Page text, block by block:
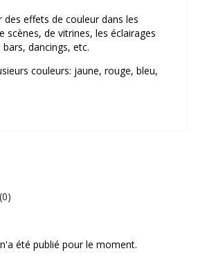
des effets de couleur dans les
scènes, de vitrines, les éclairages
dancings, etc.
couleurs: jaune, rouge, bleu,
été publié pour le moment.